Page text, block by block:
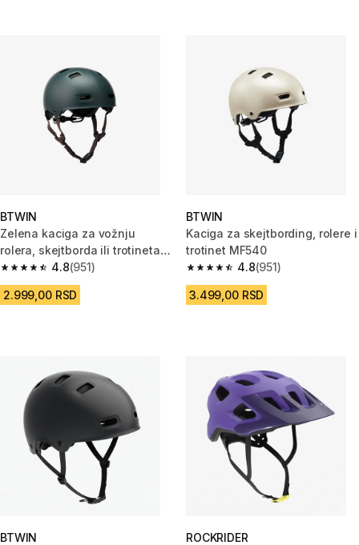
BTWIN
Zelena kaciga za vožnju
rolera, skejtborda ili trotineta
MF540
4.8
4.8 od 5 zvezdica from 951 Recenzije
(951)
2.999,00 RSD
BTWIN
Kaciga za skejtbording, rolere i
trotinet MF540
4.8
4.8 od 5 zvezdica from 951
(951)
3.499,00 RSD
BTWIN
ROCKRIDER